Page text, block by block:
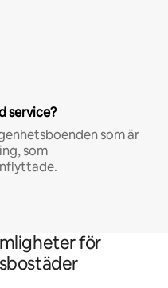
service?
som är
som
för